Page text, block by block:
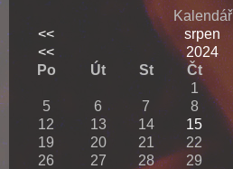
Kalendář
<<
srpen
<<
2024
Po
Út St Čt
1
5
6 7 8
12
13 14 15
19
20 21 22
26
27 28 29